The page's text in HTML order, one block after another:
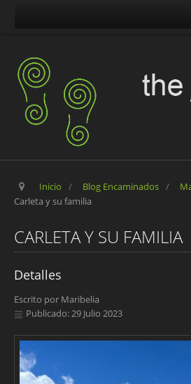
The Pilgrim Stone
Blog Encaminados
Carles
Maribelia en Movimiento
Inicio / Blog Encaminados /
Carleta y su familia
CARLETA Y SU FAMILIA
Detalles
Escrito por Maribelia
Publicado: 29 Julio 2023